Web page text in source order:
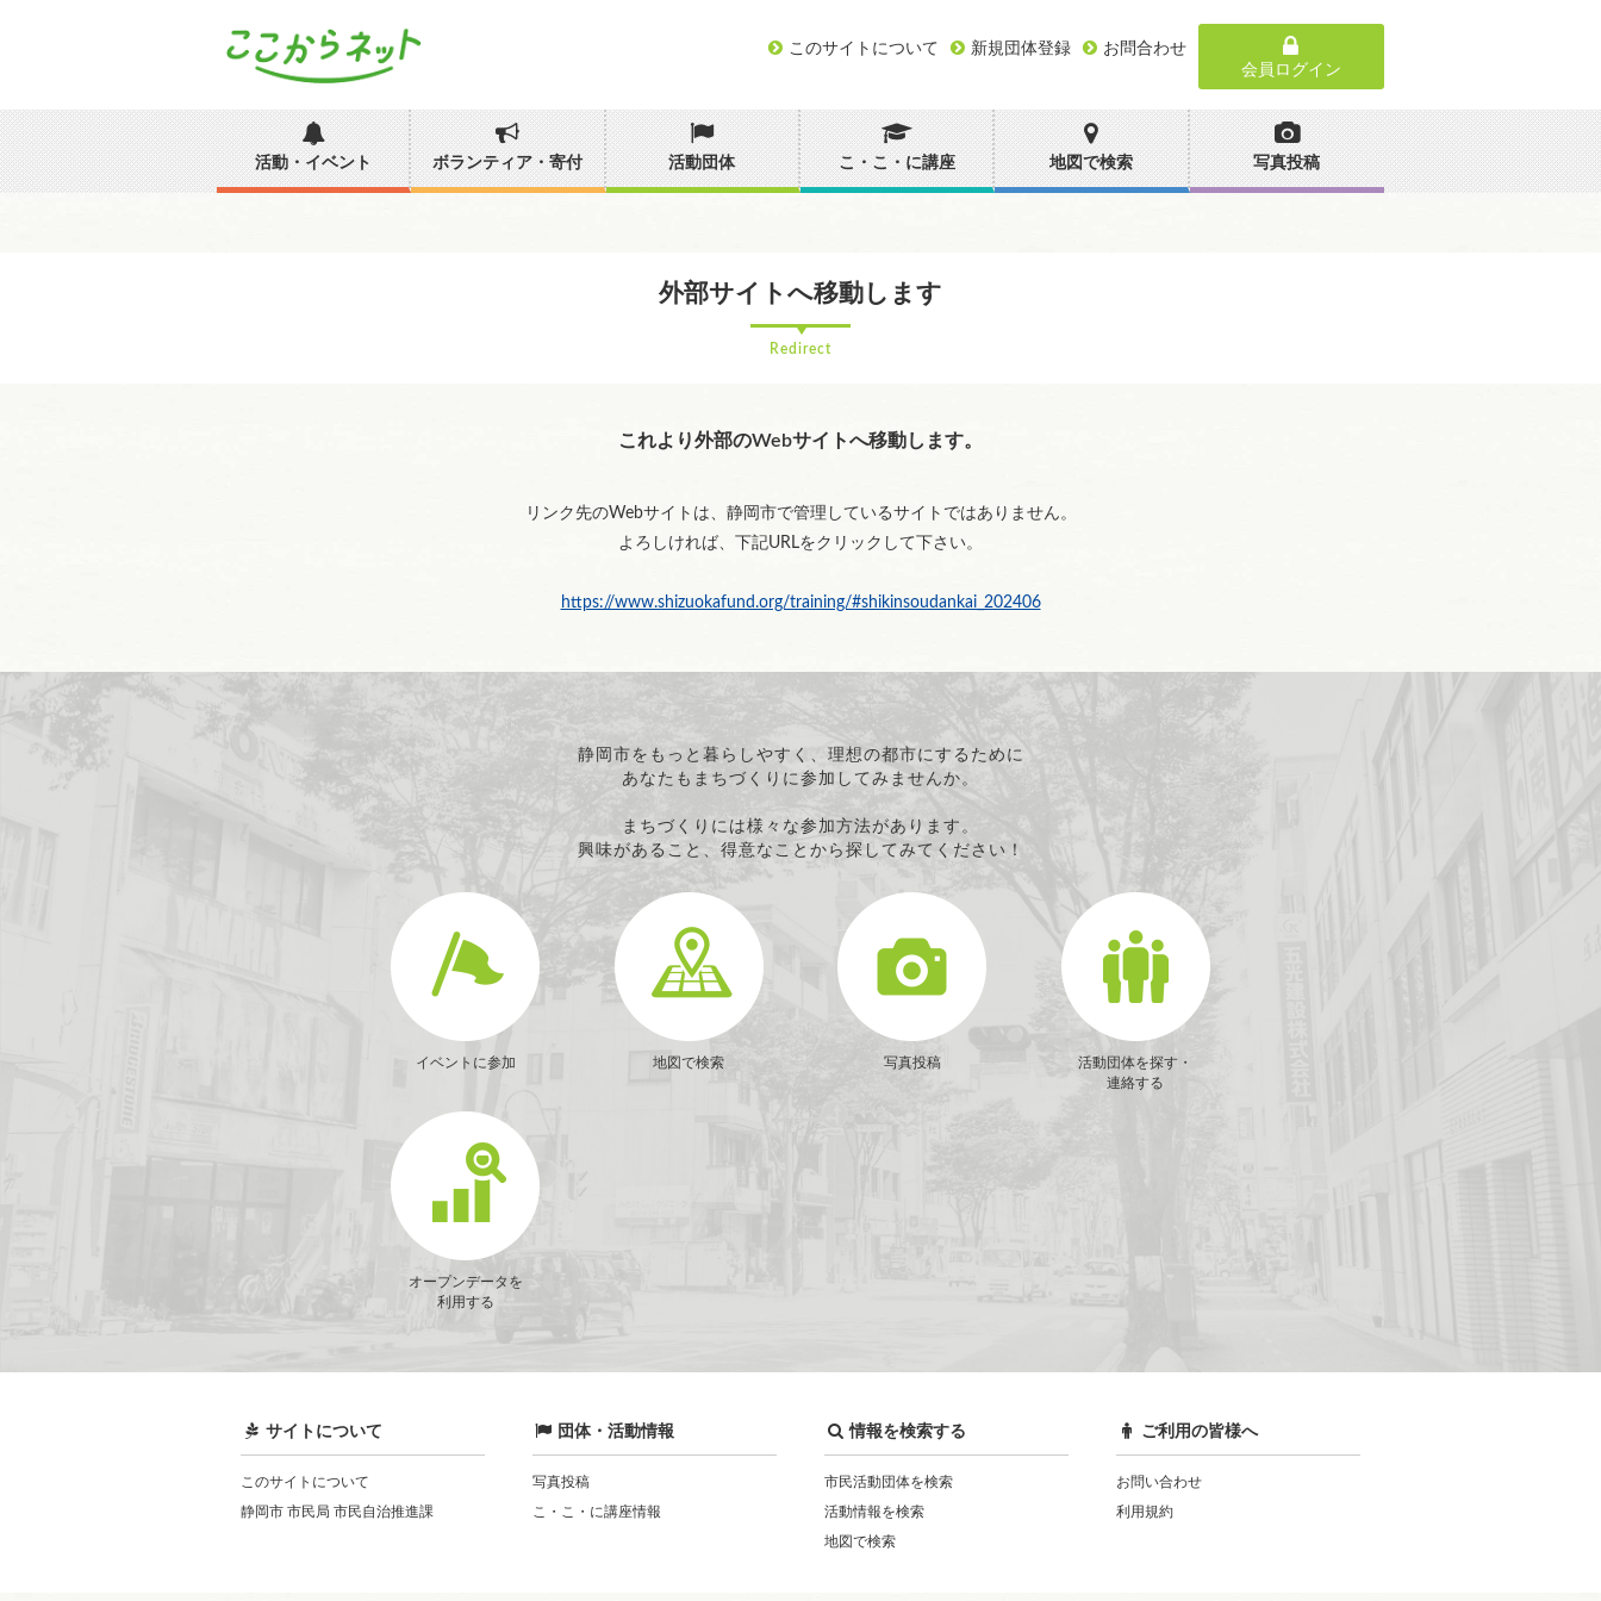
このサイトについて 新規団体登録
お問合わせ
会員ログイン
活動・イベント ボランティア・寄付 活動団体 こ・こ・に講座 地図で検索 写真投稿
外部サイトへ移動します
Redirect
これより外部のWebサイトへ移動します。
リンク先のWebサイトは、静岡市で管理しているサイトではありません。
よろしければ、下記URLをクリックして下さい。
https://www.shizuokafund.org/training/#shikinsoudankai_202406
静岡市をもっと暮らしやすく、理想の都市にするために
あなたもまちづくりに参加してみませんか。
まちづくりには様々な参加方法があります。
興味があること、得意なことから探してみてください！
イベントに参加 地図で検索 写真投稿
活動団体を探す・
連絡する
オープンデータを
利用する
サイトについて
このサイトについて
静岡市 市民局 市民自治推進課
団体・活動情報
写真投稿
こ・こ・に講座情報
情報を検索する
市民活動団体を検索
活動情報を検索
地図で検索
ご利用の皆様へ
お問い合わせ
利用規約